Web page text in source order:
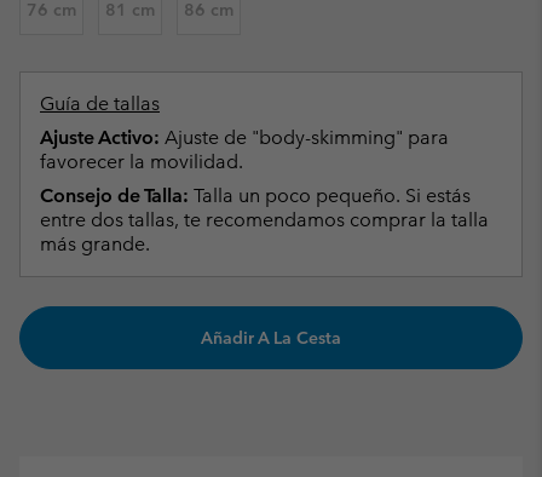
76 cm 81 cm 86 cm
Guía de tallas
Ajuste Activo: Ajuste de "body-skimming" para
favorecer la movilidad.
Consejo de Talla: Talla un poco pequeño. Si estás
entre dos tallas, te recomendamos comprar la talla
más grande.
Añadir A La Cesta